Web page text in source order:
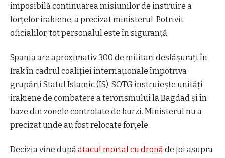
imposibilă continuarea misiunilor de instruire a
forțelor irakiene, a precizat ministerul. Potrivit
oficialilor, tot personalul este în siguranță.
Spania are aproximativ 300 de militari desfășurați în
Irak în cadrul coaliției internaționale împotriva
grupării Statul Islamic (IS). SOTG instruiește unități
irakiene de combatere a terorismului la Bagdad și în
baze din zonele controlate de kurzi. Ministerul nu a
precizat unde au fost relocate forțele.
Decizia vine dupăatacul mortal cu dronăde joi asupra